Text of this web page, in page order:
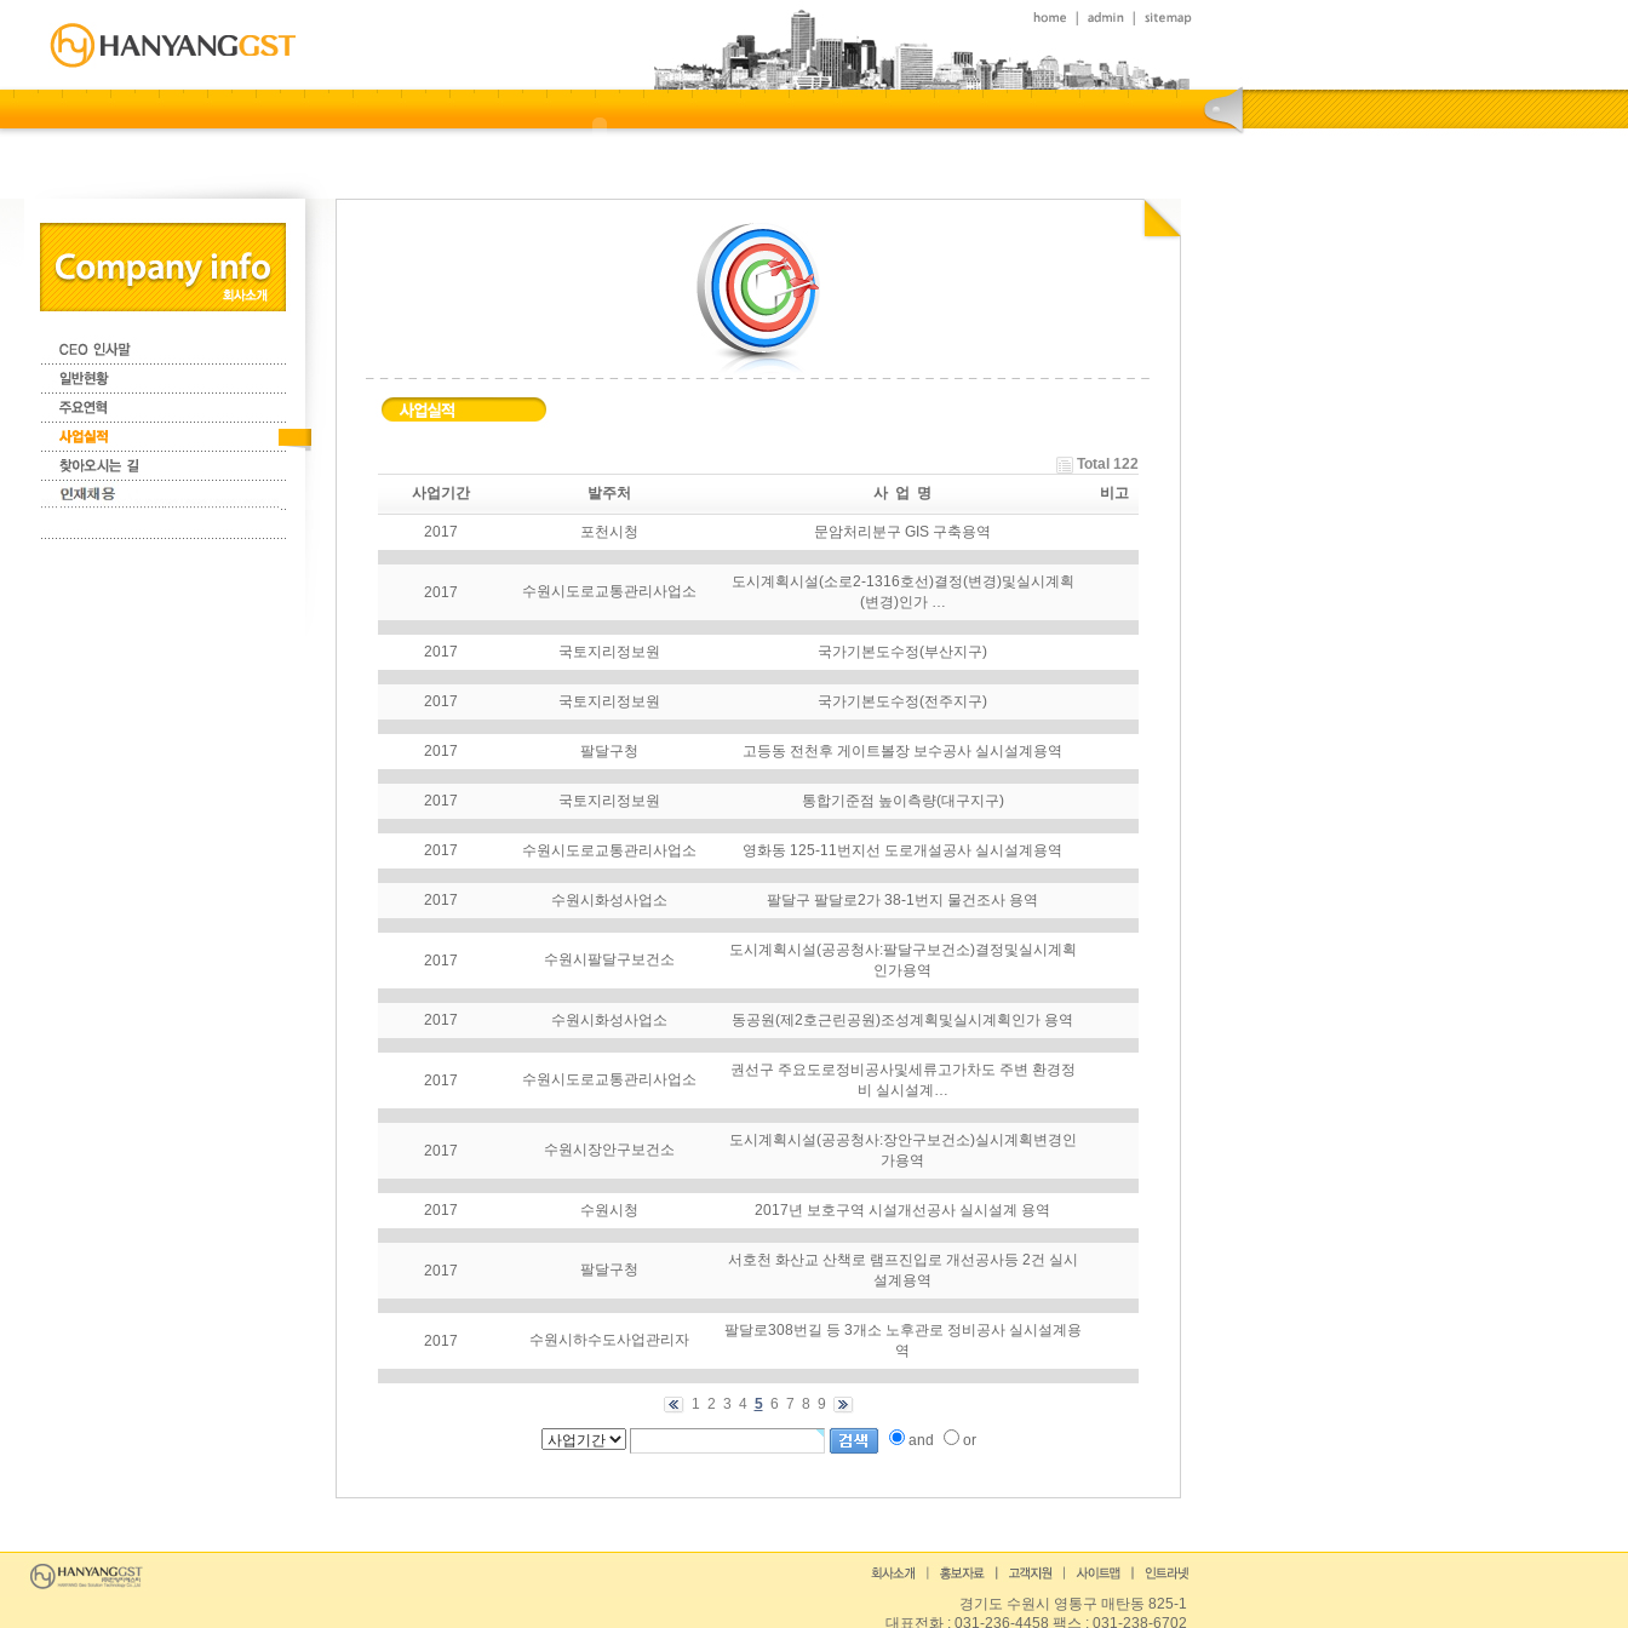
Total 122
사업기간
발주처 사 업 명 비고
2017 포천시청 문암처리분구 GIS 구축용역
2017 수원시도로교통관리사업소
도시계획시설(소로2-1316호선)결정(변경)및실시계획
(변경)인가 …
2017 국토지리정보원 국가기본도수정(부산지구)
2017 국토지리정보원 국가기본도수정(전주지구)
2017 팔달구청 고등동 전천후 게이트볼장 보수공사 실시설계용역
2017 국토지리정보원 통합기준점 높이측량(대구지구)
2017 수원시도로교통관리사업소 영화동 125-11번지선 도로개설공사 실시설계용역
2017 수원시화성사업소 팔달구 팔달로2가 38-1번지 물건조사 용역
2017 수원시팔달구보건소
도시계획시설(공공청사:팔달구보건소)결정및실시계획
인가용역
2017 수원시화성사업소 동공원(제2호근린공원)조성계획및실시계획인가 용역
2017 수원시도로교통관리사업소
권선구 주요도로정비공사및세류고가차도 주변 환경정
비 실시설계…
2017 수원시장안구보건소
도시계획시설(공공청사:장안구보건소)실시계획변경인
가용역
2017 수원시청 2017년 보호구역 시설개선공사 실시설계 용역
2017 팔달구청
서호천 화산교 산책로 램프진입로 개선공사등 2건 실시
설계용역
2017 수원시하수도사업관리자
팔달로308번길 등 3개소 노후관로 정비공사 실시설계용
역
1 2 3 4 5 6 7 8 9
and or
경기도 수원시 영통구 매탄동 825-1
대표전화 : 031-236-4458 팩스 : 031-238-6702